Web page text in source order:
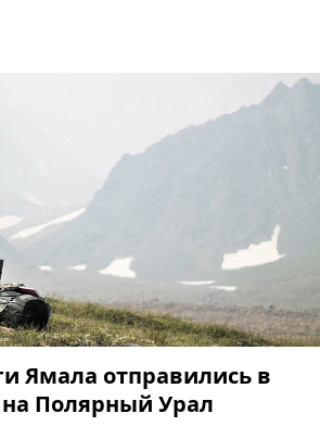
Ямала отправились в
Полярный Урал